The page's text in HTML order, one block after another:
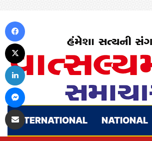
INTERNATIONAL NATIONAL
LinkedIn